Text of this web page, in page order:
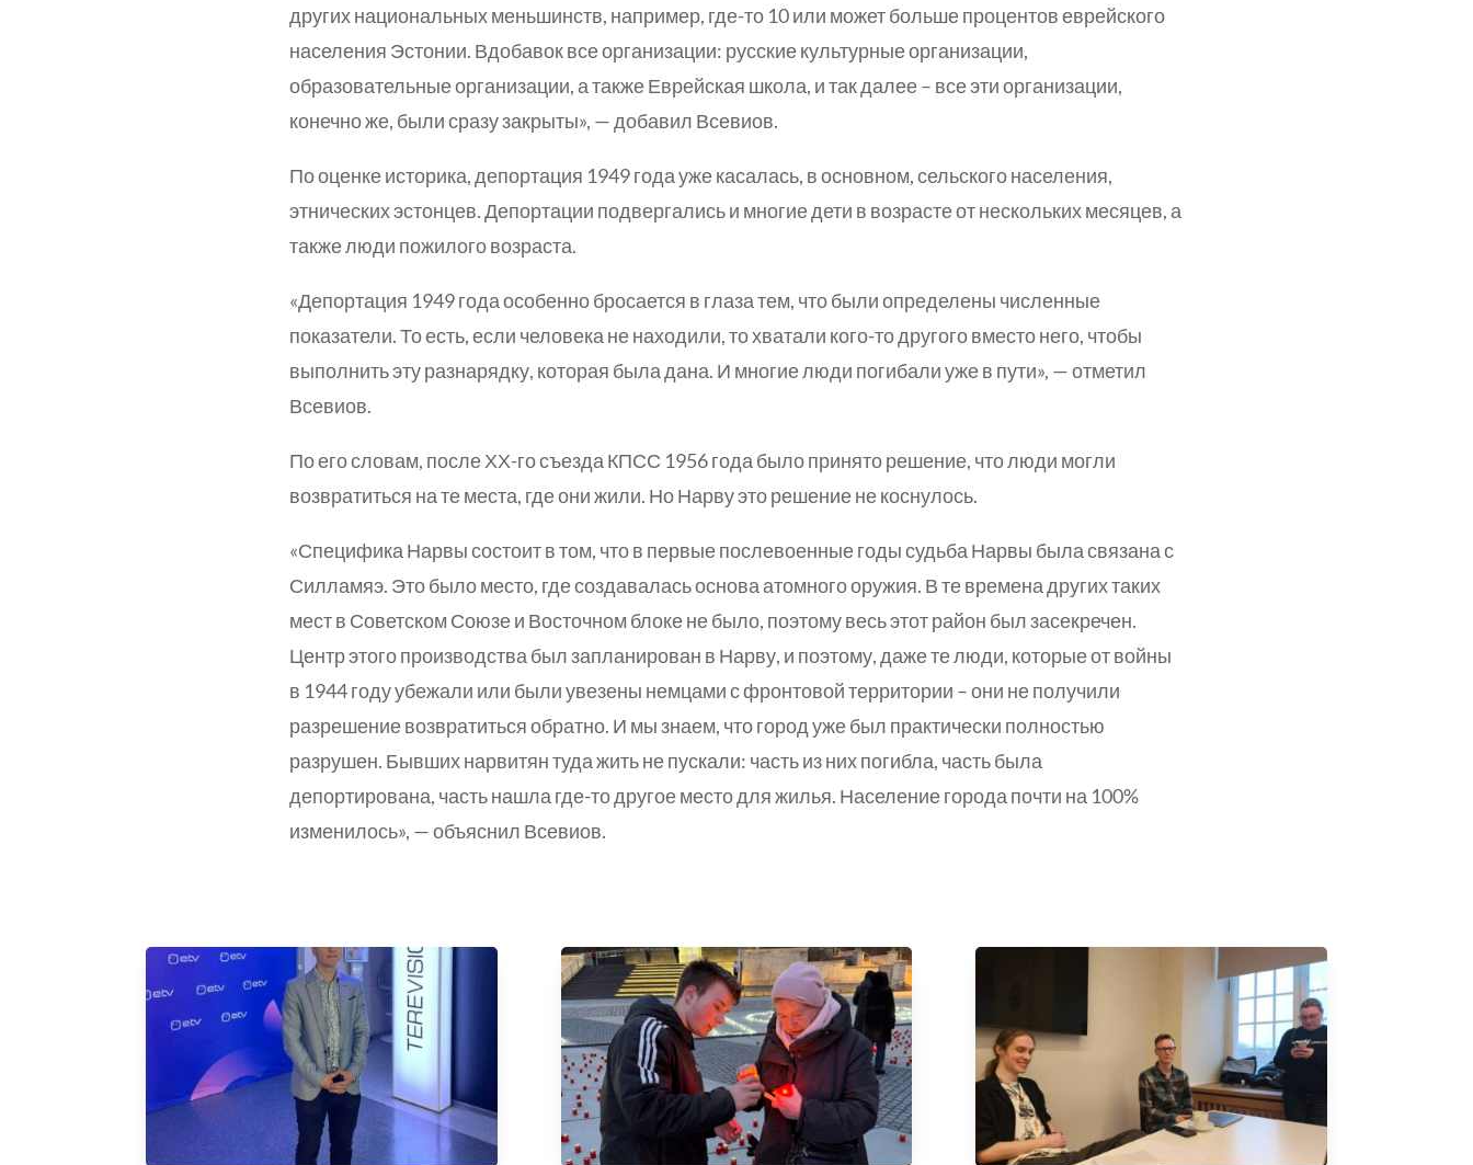
других национальных меньшинств, например, где-то 10 или может больше процентов еврейского
населения Эстонии. Вдобавок все организации: русские культурные организации,
образовательные организации, а также Еврейская школа, и так далее – все эти организации,
конечно же, были сразу закрыты», — добавил Всевиов.
По оценке историка, депортация 1949 года уже касалась, в основном, сельского населения,
этнических эстонцев. Депортации подвергались и многие дети в возрасте от нескольких месяцев, а
также люди пожилого возраста.
«Депортация 1949 года особенно бросается в глаза тем, что были определены численные
показатели. То есть, если человека не находили, то хватали кого-то другого вместо него, чтобы
выполнить эту разнарядку, которая была дана. И многие люди погибали уже в пути», — отметил
Всевиов.
По его словам, после ХХ-го съезда КПСС 1956 года было принято решение, что люди могли
возвратиться на те места, где они жили. Но Нарву это решение не коснулось.
«Специфика Нарвы состоит в том, что в первые послевоенные годы судьба Нарвы была связана с
Силламяэ. Это было место, где создавалась основа атомного оружия. В те времена других таких
мест в Советском Союзе и Восточном блоке не было, поэтому весь этот район был засекречен.
Центр этого производства был запланирован в Нарву, и поэтому, даже те люди, которые от войны
в 1944 году убежали или были увезены немцами с фронтовой территории – они не получили
разрешение возвратиться обратно. И мы знаем, что город уже был практически полностью
разрушен. Бывших нарвитян туда жить не пускали: часть из них погибла, часть была
депортирована, часть нашла где-то другое место для жилья. Население города почти на 100%
изменилось», — объяснил Всевиов.